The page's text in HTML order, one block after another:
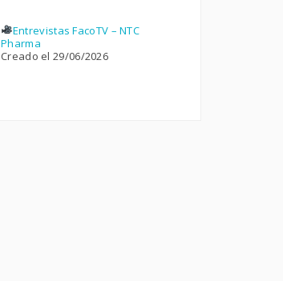
Entrevistas FacoTV – NTC
Pharma
Creado el 29/06/2026